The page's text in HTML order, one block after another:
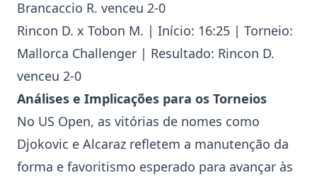
Brancaccio R. venceu 2-0
Rincon D. x Tobon M. | Início: 16:25 | Torneio:
Mallorca Challenger | Resultado: Rincon D.
venceu 2-0
Análises e Implicações para os Torneios
No US Open, as vitórias de nomes como
Djokovic e Alcaraz refletem a manutenção da
forma e favoritismo esperado para avançar às